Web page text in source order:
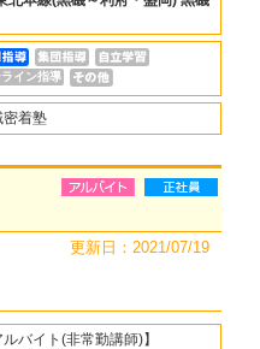
ライン指導
密着塾
更新日：2021/07/19
ルバイト(非常勤講師)】